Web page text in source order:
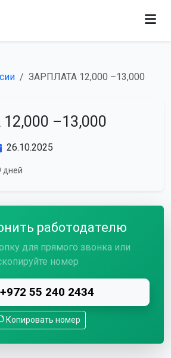
ЗАРПЛАТА 12,000 –13,000
–13,000
26.10.2025
дней
работодателю
для прямого звонка или
номер
+972 55 240 2434
Копировать номер